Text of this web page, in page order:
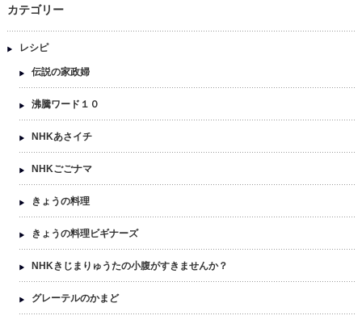
カテゴリー
レシピ
伝説の家政婦
沸騰ワード１０
NHKあさイチ
NHKごごナマ
きょうの料理
きょうの料理ビギナーズ
NHKきじまりゅうたの小腹がすきませんか？
グレーテルのかまど